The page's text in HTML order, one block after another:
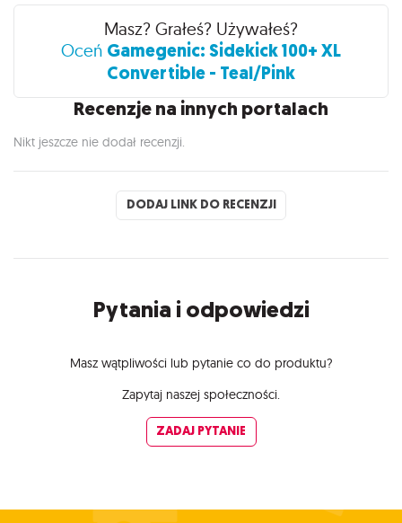
Recenzje
Masz? Grałeś? Używałeś?
Oceń Gamegenic: Sidekick 100+ XL
Convertible - Teal/Pink
Recenzje na innych portalach
Nikt jeszcze nie dodał recenzji.
DODAJ LINK DO RECENZJI
Pytania i odpowiedzi
Masz wątpliwości lub pytanie co do produktu?
Zapytaj naszej społeczności.
ZADAJ PYTANIE